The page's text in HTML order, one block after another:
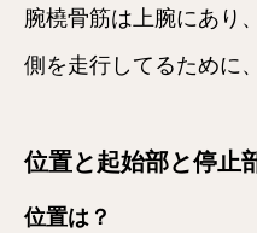
腕橈骨筋は上腕にあり
側を走行してるために
位置と起始部と停止
位置は？